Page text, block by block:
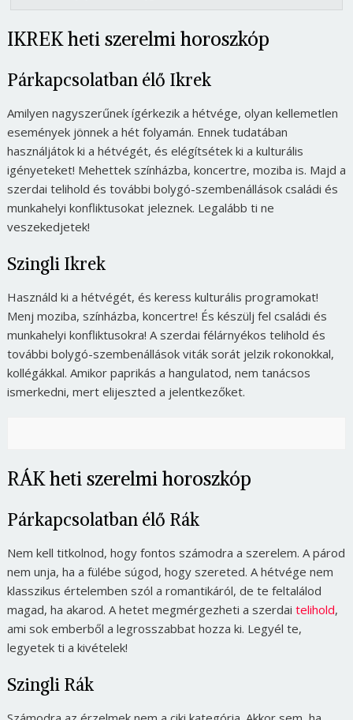
IKREK heti szerelmi horoszkóp
Párkapcsolatban élő Ikrek
Amilyen nagyszerűnek ígérkezik a hétvége, olyan kellemetlen
események jönnek a hét folyamán. Ennek tudatában
használjátok ki a hétvégét, és elégítsétek ki a kulturális
igényeteket! Mehettek színházba, koncertre, moziba is. Majd a
szerdai telihold és további bolygó-szembenállások családi és
munkahelyi konfliktusokat jeleznek. Legalább ti ne
veszekedjetek!
Szingli Ikrek
Használd ki a hétvégét, és keress kulturális programokat!
Menj moziba, színházba, koncertre! És készülj fel családi és
munkahelyi konfliktusokra! A szerdai félárnyékos telihold és
további bolygó-szembenállások viták sorát jelzik rokonokkal,
kollégákkal. Amikor paprikás a hangulatod, nem tanácsos
ismerkedni, mert elijeszted a jelentkezőket.
RÁK heti szerelmi horoszkóp
Párkapcsolatban élő Rák
Nem kell titkolnod, hogy fontos számodra a szerelem. A párod
nem unja, ha a fülébe súgod, hogy szereted. A hétvége nem
klasszikus értelemben szól a romantikáról, de te feltalálod
magad, ha akarod. A hetet megmérgezheti a szerdai telihold,
ami sok emberből a legrosszabbat hozza ki. Legyél te,
legyetek ti a kivételek!
Szingli Rák